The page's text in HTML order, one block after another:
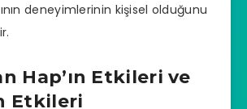
deneyimlerinin kişisel olduğunu
Hap’ın Etkileri ve
Etkileri